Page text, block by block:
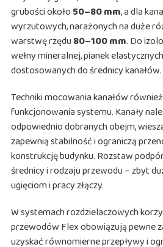
grubości około 50–80 mm, a dla
wyrzutowych, narażonych na duże
warstwę rzędu80–100 mm. Do
wełny mineralnej, pianek
dostosowanych do średnicy kanałów.
Techniki mocowania kanałów
funkcjonowania systemu. Kanały
odpowiednio dobranych obejm,
zapewnią stabilność i ograniczą
konstrukcję budynku. Rozstaw
średnicy i rodzaju przewodu – zbyt
ugięciom i pracy złączy.
W systemach rozdzielaczowych
przewodów Flex obowiązują pewne
uzyskać równomierne przepływy i